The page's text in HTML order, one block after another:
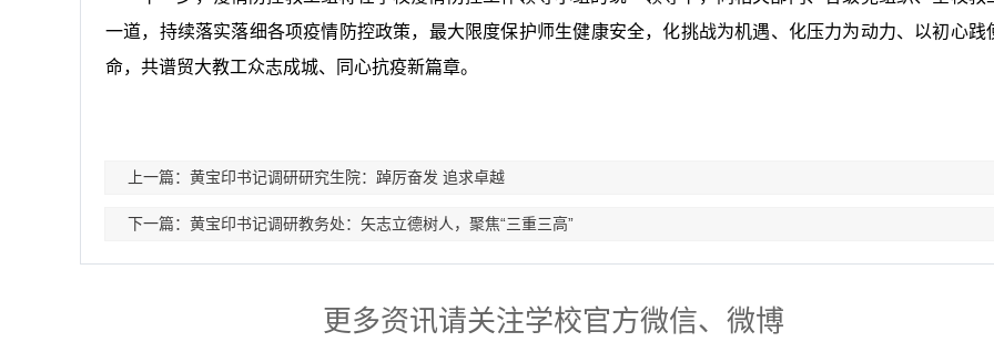
一道，持续落实落细各项疫情防控政策，最大限度保护师生健康安全，化挑战为机遇、化压力为动力、以初心践
命，共谱贸大教工众志成城、同心抗疫新篇章。
上一篇：黄宝印书记调研研究生院：踔厉奋发 追求卓越
下一篇：黄宝印书记调研教务处：矢志立德树人，聚焦“三重三高”
更多资讯请关注学校官方微信、微博